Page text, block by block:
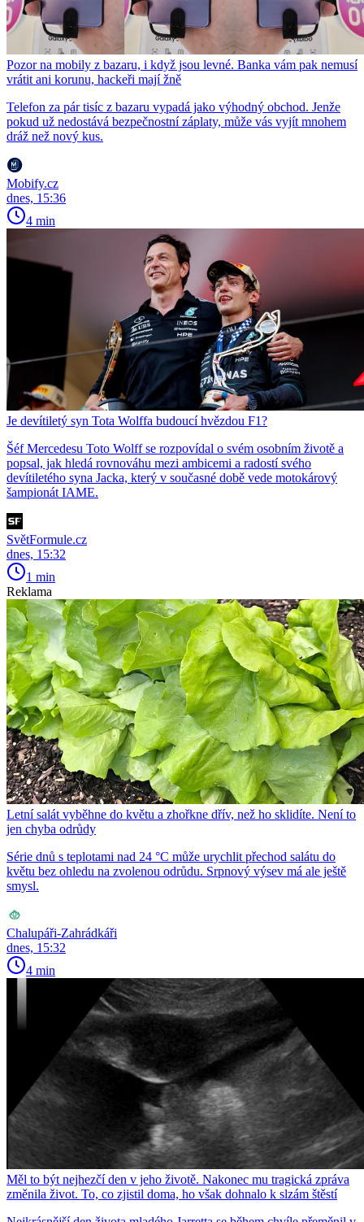
Pozor na mobily z bazaru, i když jsou levné. Banka vám pak nemusí
vrátit ani korunu, hackeři mají žně
Telefon za pár tisíc z bazaru vypadá jako výhodný obchod. Jenže
pokud už nedostává bezpečnostní záplaty, může vás vyjít mnohem
dráž než nový kus.
Mobify.cz
dnes, 15:36
4 min
Je devítiletý syn Tota Wolffa budoucí hvězdou F1?
Šéf Mercedesu Toto Wolff se rozpovídal o svém osobním životě a
popsal, jak hledá rovnováhu mezi ambicemi a radostí svého
devítiletého syna Jacka, který v současné době vede motokárový
šampionát IAME.
SvětFormule.cz
dnes, 15:32
1 min
Reklama
Letní salát vyběhne do květu a zhořkne dřív, než ho sklidíte. Není to
jen chyba odrůdy
Série dnů s teplotami nad 24 °C může urychlit přechod salátu do
květu bez ohledu na zvolenou odrůdu. Srpnový výsev má ale ještě
smysl.
Chalupáři-Zahrádkáři
dnes, 15:32
4 min
Měl to být nejhezčí den v jeho životě. Nakonec mu tragická zpráva
změnila život. To, co zjistil doma, ho však dohnalo k slzám štěstí